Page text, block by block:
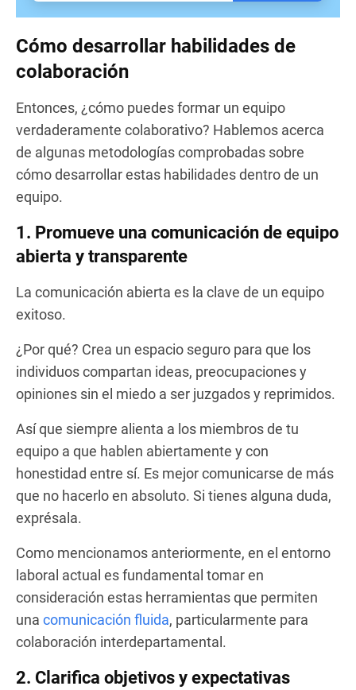
Cómo desarrollar habilidades de
colaboración
Entonces, ¿cómo puedes formar un equipo
verdaderamente colaborativo? Hablemos acerca
de algunas metodologías comprobadas sobre
cómo desarrollar estas habilidades dentro de un
equipo.
1. Promueve una comunicación de equipo
abierta y transparente
La comunicación abierta es la clave de un equipo
exitoso.
¿Por qué? Crea un espacio seguro para que los
individuos compartan ideas, preocupaciones y
opiniones sin el miedo a ser juzgados y reprimidos.
Así que siempre alienta a los miembros de tu
equipo a que hablen abiertamente y con
honestidad entre sí. Es mejor comunicarse de más
que no hacerlo en absoluto. Si tienes alguna duda,
exprésala.
Como mencionamos anteriormente, en el entorno
laboral actual es fundamental tomar en
consideración estas herramientas que permiten
una comunicación fluida, particularmente para
colaboración interdepartamental.
2. Clarifica objetivos y expectativas